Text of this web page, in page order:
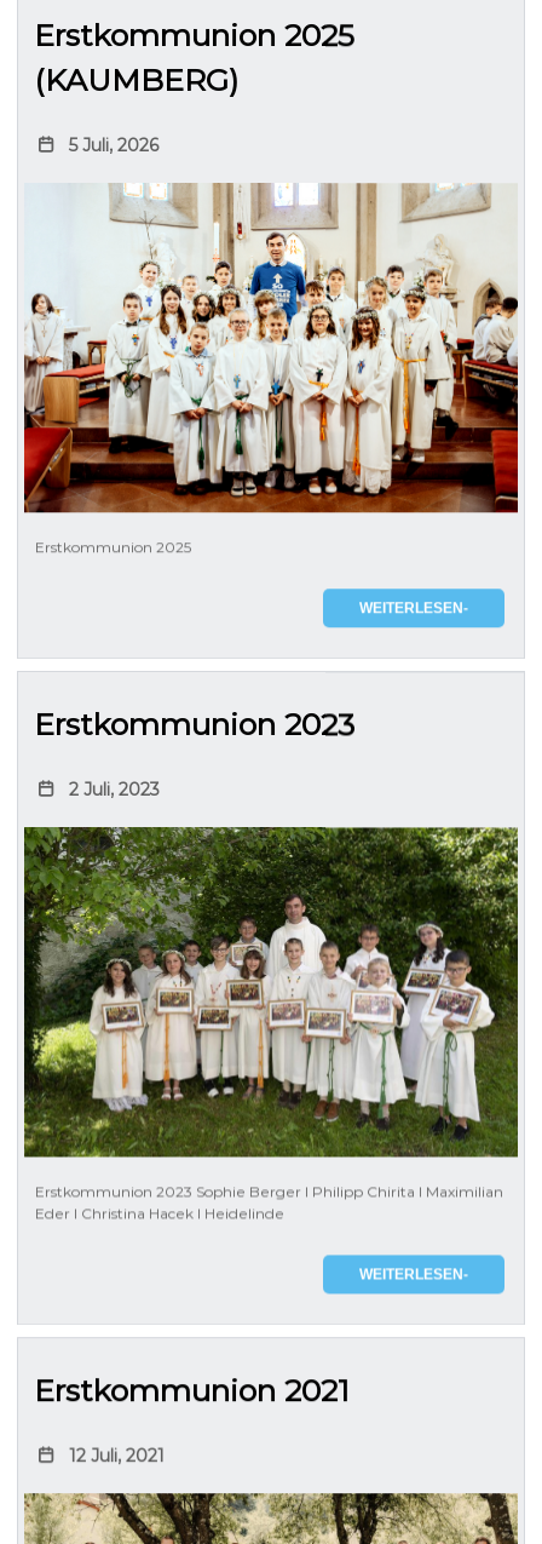
Erstkommunion 2025
(KAUMBERG)
5 Juli, 2026
Erstkommunion 2025
WEITERLESEN-
Erstkommunion 2023
2 Juli, 2023
Erstkommunion 2023 Sophie Berger l Philipp Chirita l Maximilian
Eder l Christina Hacek l Heidelinde
WEITERLESEN-
Erstkommunion 2021
12 Juli, 2021